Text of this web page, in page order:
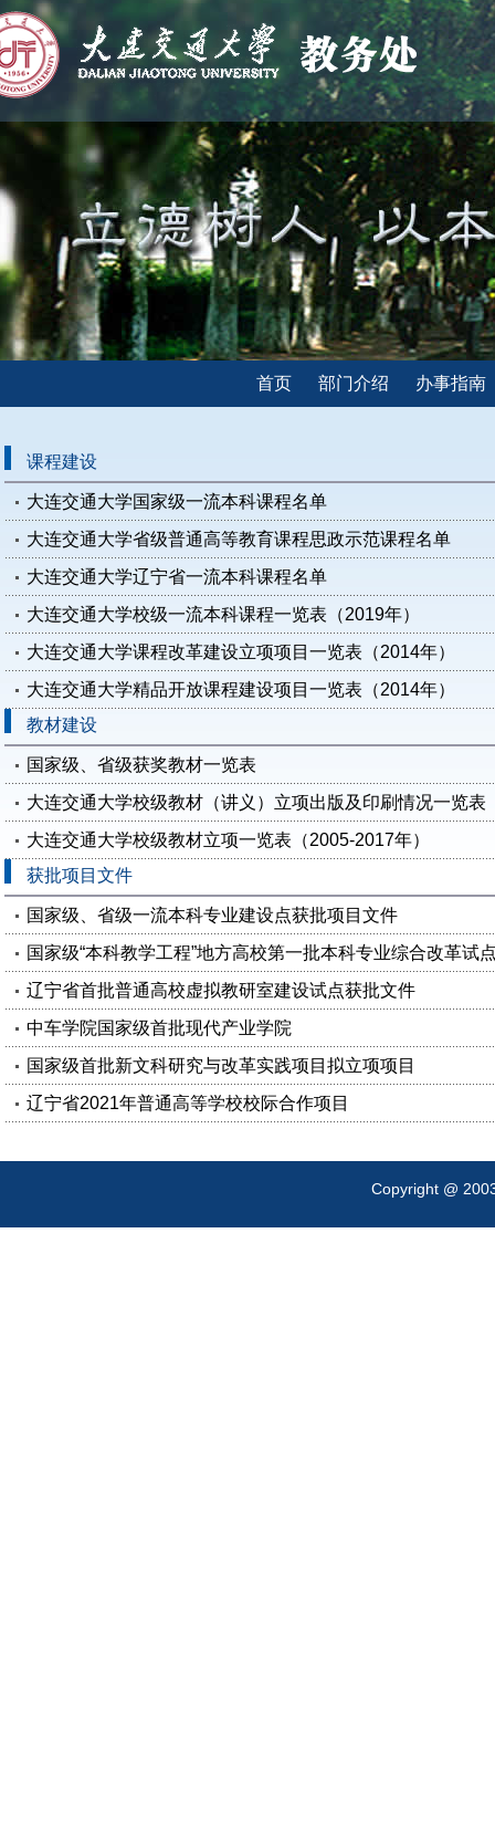
首页 部门介绍 办事指南
课程建设
大连交通大学国家级一流本科课程名单
大连交通大学省级普通高等教育课程思政示范课程名单
大连交通大学辽宁省一流本科课程名单
大连交通大学校级一流本科课程一览表（2019年）
大连交通大学课程改革建设立项项目一览表（2014年）
大连交通大学精品开放课程建设项目一览表（2014年）
教材建设
国家级、省级获奖教材一览表
大连交通大学校级教材（讲义）立项出版及印刷情况一览表
大连交通大学校级教材立项一览表（2005-2017年）
获批项目文件
国家级、省级一流本科专业建设点获批项目文件
国家级“本科教学工程”地方高校第一批本科专业综合改革试
辽宁省首批普通高校虚拟教研室建设试点获批文件
中车学院国家级首批现代产业学院
国家级首批新文科研究与改革实践项目拟立项项目
辽宁省2021年普通高等学校校际合作项目
Copyright @